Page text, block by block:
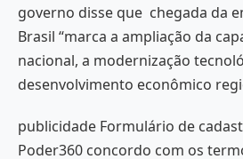
governo disse que chegada da
Brasil “marca a ampliação da
nacional, a modernização
desenvolvimento econômico
publicidade Formulário de
Poder360 concordo com os